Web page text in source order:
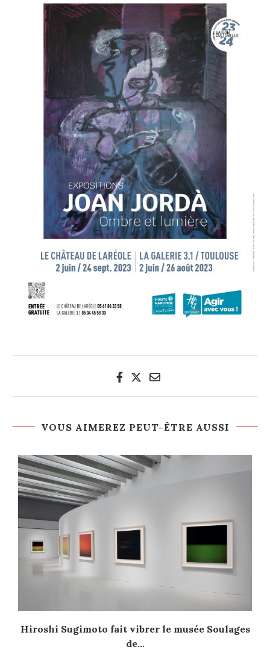
VOUS AIMEREZ PEUT-ÊTRE AUSSI
Hiroshi Sugimoto fait vibrer le musée Soulages
de...